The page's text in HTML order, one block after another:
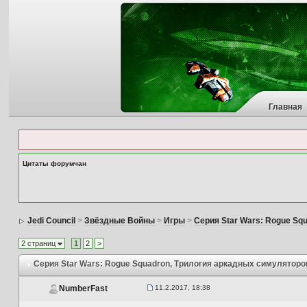
Главная
Цитаты форумчан
Jedi Council > Звёздные Войны> Игры> Серия Star Wars: Rogue
2 страниц 1 2 >
Серия Star Wars: Rogue Squadron, Трилогия аркадных
NumberFast 11.2.2017, 18:38